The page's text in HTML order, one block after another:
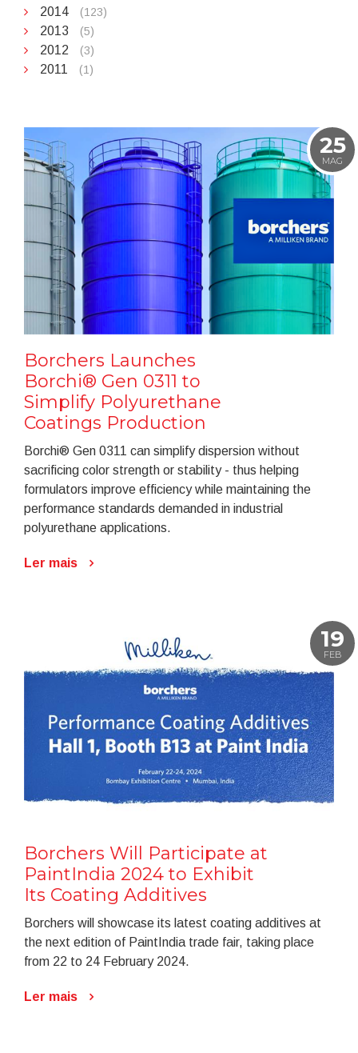
2014 (123)
2013 (5)
2012 (3)
2011 (1)
25
MAG
Borchers Launches
Borchi® Gen 0311 to
Simplify Polyurethane
Coatings Production
Borchi® Gen 0311 can simplify dispersion without
sacrificing color strength or stability - thus helping
formulators improve efficiency while maintaining the
performance standards demanded in industrial
polyurethane applications.
Ler mais
19
FEB
Borchers Will Participate at
PaintIndia 2024 to Exhibit
Its Coating Additives
Borchers will showcase its latest coating additives at
the next edition of PaintIndia trade fair, taking place
from 22 to 24 February 2024.
Ler mais